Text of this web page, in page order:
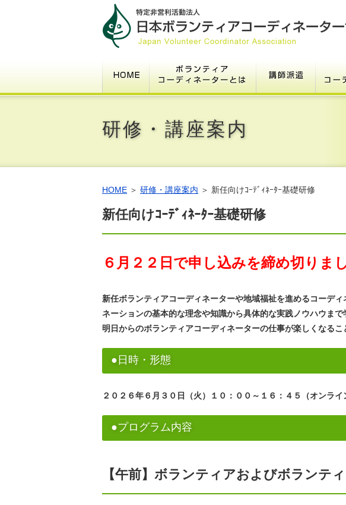
研修・講座案内
HOME ＞ 研修・講座案内 ＞ 新任向けｺｰﾃﾞｨﾈｰﾀｰ基礎研修
新任向けｺｰﾃﾞｨﾈｰﾀｰ基礎研修
６月２２日で申し込みを締め切りまし
新任ボランティアコーディネーターや地域福祉を進めるコーデ
ネーションの基本的な理念や知識から具体的な実践ノウハウまで
明日からのボランティアコーディネーターの仕事が楽しくなるこ
●日時・形態
２０２６年６月３０日（火）１０：００～１６：４５（オンライ
●プログラム内容
【午前】ボランティアおよびボランテ